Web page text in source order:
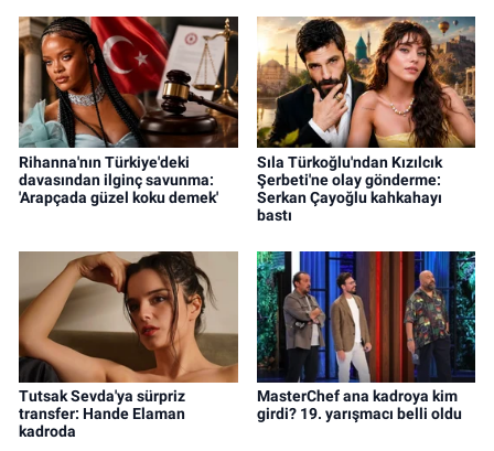
Rihanna'nın Türkiye'deki
davasından ilginç savunma:
'Arapçada güzel koku demek'
Sıla Türkoğlu'ndan Kızılcık
Şerbeti'ne olay gönderme:
Serkan Çayoğlu kahkahayı
bastı
Tutsak Sevda'ya sürpriz
transfer: Hande Elaman
kadroda
MasterChef ana kadroya kim
girdi? 19. yarışmacı belli oldu